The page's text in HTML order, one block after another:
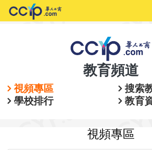
教育頻道
視頻專區
搜索
學校排行
教育
視頻專區